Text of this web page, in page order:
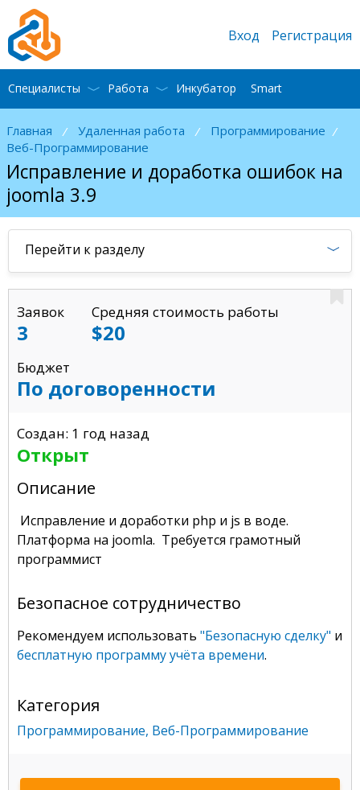
Главная / Удаленная работа / Программирование /
Веб-Программирование
Исправление и доработка ошибок на
joomla 3.9
Перейти к разделу
Заявок
3
Средняя стоимость работы
$20
Бюджет
По договоренности
Создан: 1 год назад
Открыт
Описание
Исправление и доработки php и js в воде.
Платформа на joomla. Требуется грамотный
программист
Безопасное сотрудничество
Рекомендуем использовать "Безопасную сделку" и
бесплатную программу учёта времени.
Категория
Программирование, Веб-Программирование
Вход Регистрация
Специалисты Работа Инкубатор Smart